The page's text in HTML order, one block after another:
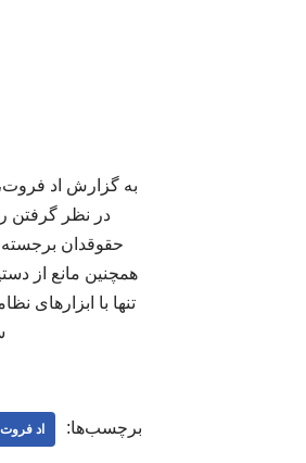
به گزارش اد
در نظر گرفتن
حقوقدان برجسته
همچنین مانع از
سال
برچسب‌ها: اد فروت